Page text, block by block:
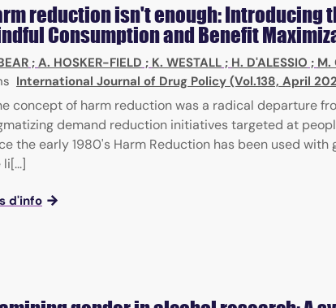
reduction isn't enough: Introducing
Consumption and Benefit
; A. HOSKER-FIELD ; K. WESTALL; H. D'ALESSIO ; M.
International Journal of Drug Policy (Vol.138, April
concept of harm reduction was a radical departure
demand reduction initiatives targeted at
the early 1980's Harm Reduction has been used
d'info